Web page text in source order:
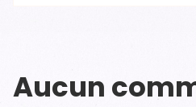
Aucun